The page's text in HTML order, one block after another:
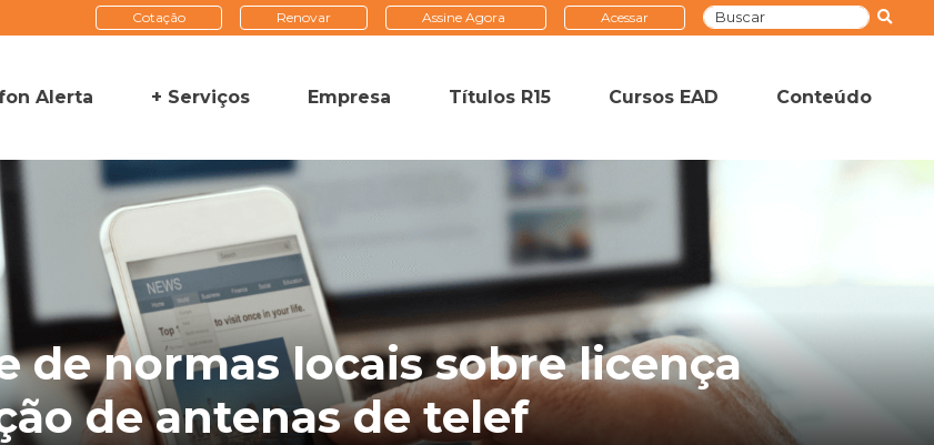
Cotação Renovar Assine Agora Acessar
Alerta + Serviços Empresa Títulos R15 Cursos EAD Conteúdo
de normas locais sobre licença
de antenas de telef